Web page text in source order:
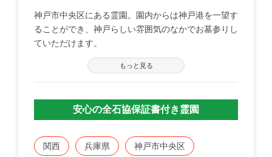
神戸市中央区にある霊園。園内からは神戸港を一望す
ることができ、神戸らしい雰囲気のなかでお墓参りし
ていただけます。
もっと見る
安心の全石協保証書付き霊園
関西 兵庫県 神戸市中央区